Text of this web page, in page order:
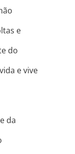
e
do
e vive
da